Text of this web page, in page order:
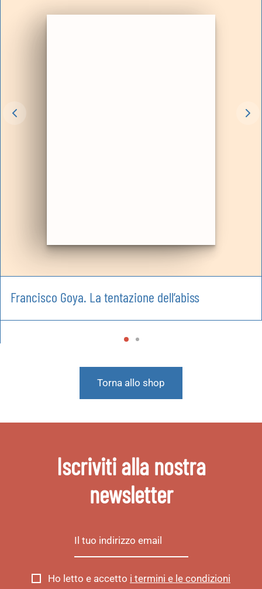
Francisco Goya. La tentazione dell’abiss
Torna allo shop
Iscriviti alla nostra
newsletter
Ho letto e accetto i termini e le condizioni